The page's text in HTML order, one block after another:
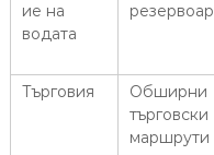
ие на
водата
Търговия
Обширни
търговски
маршрути